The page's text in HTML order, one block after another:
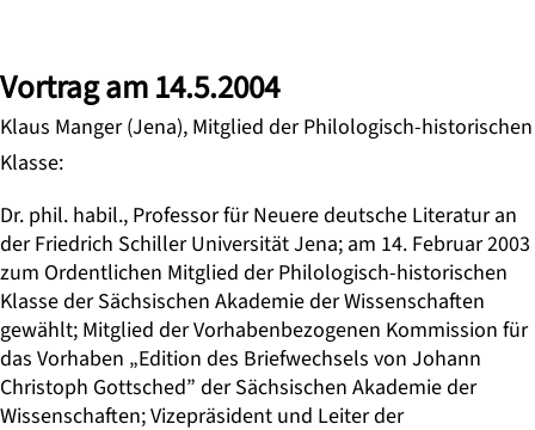
Vortrag am 14.5.2004
Klaus Manger (Jena), Mitglied der Philologisch-historischen
Klasse:
Dr. phil. habil., Professor für Neuere deutsche Literatur an
der Friedrich Schiller Universität Jena; am 14. Februar 2003
zum Ordentlichen Mitglied der Philologisch-historischen
Klasse der Sächsischen Akademie der Wissenschaften
gewählt; Mitglied der Vorhabenbezogenen Kommission für
das Vorhaben „Edition des Briefwechsels von Johann
Christoph Gottsched” der Sächsischen Akademie der
Wissenschaften; Vizepräsident und Leiter der